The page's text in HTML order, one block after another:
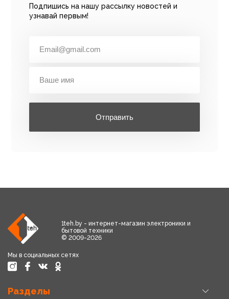
Подпишись на нашу рассылку новостей и
узнавай первым!
Отправить
1teh.by - интернет-магазин электроники и
бытовой техники
© 2009-2026
Мы в социальных сетях
Разделы